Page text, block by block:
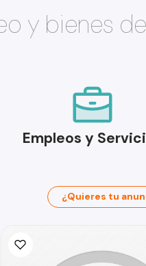
y bienes de
Empleos y
¿Quieres tu